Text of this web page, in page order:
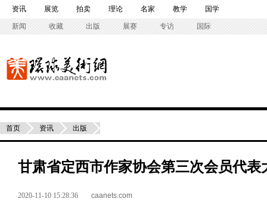
资讯 展览 拍卖 理论 名家 教学 国学
新闻 收藏 出版 展赛 专访 国际
首页 资讯 出版
甘肃省定西市作家协会第三次会员代表
2020-11-10 15:28:36 caanets.com